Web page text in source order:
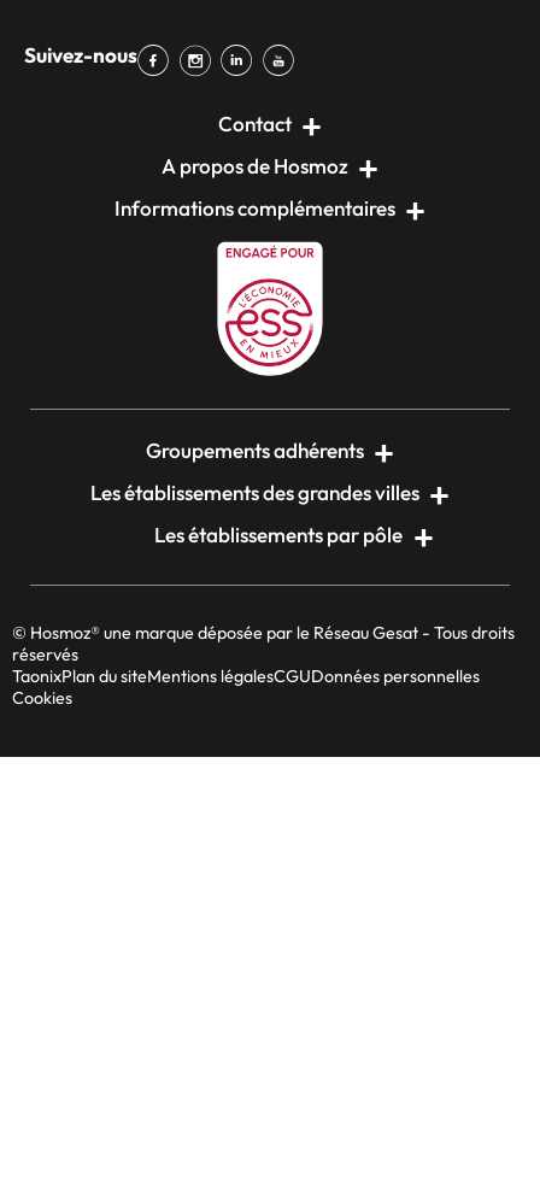
Suivez-nous
Contact
A propos de Hosmoz
Informations complémentaires
Groupements adhérents
Les établissements des grandes villes
Les établissements par pôle
© Hosmoz® une marque déposée par le Réseau Gesat - Tous droits
réservés
TaonixPlan du siteMentions légalesCGUDonnées personnelles
Cookies